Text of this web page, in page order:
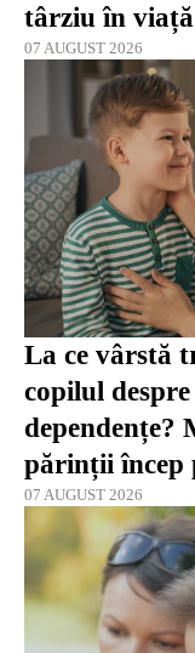
târziu în viață
07 AUGUST 2026
La ce vârstă
copilul
dependențe?
părinții încep
07 AUGUST 2026